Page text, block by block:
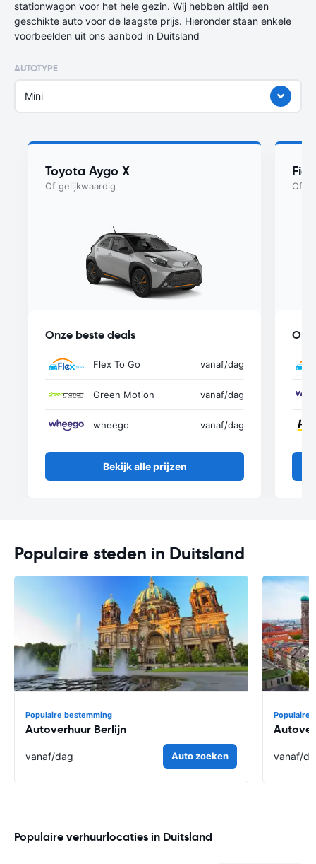
stationwagon voor het hele gezin. Wij hebben altijd een
geschikte auto voor de laagste prijs. Hieronder staan enkele
voorbeelden uit ons aanbod in Duitsland
AUTOTYPE
Mini
Toyota Aygo X
Of gelijkwaardig
Onze beste deals
Flex To Go vanaf/dag
Green Motion vanaf/dag
wheego vanaf/dag
Bekijk alle prijzen
Of
Populaire steden in Duitsland
Populaire bestemming
Autoverhuur Berlijn
vanaf/dag Auto zoeken
Populaire
vanaf/
Populaire verhuurlocaties in Duitsland